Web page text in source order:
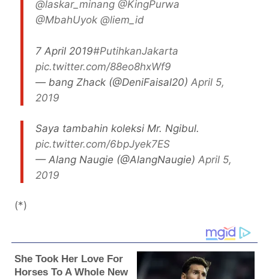
@laskar_minang @KingPurwa
@MbahUyok @liem_id
7 April 2019#PutihkanJakarta
pic.twitter.com/88eo8hxWf9
— bang Zhack (@DeniFaisal20)April 5,
2019
Saya tambahin koleksi Mr. Ngibul.
pic.twitter.com/6bpJyek7ES
— Alang Naugie (@AlangNaugie)April 5,
2019
(*)